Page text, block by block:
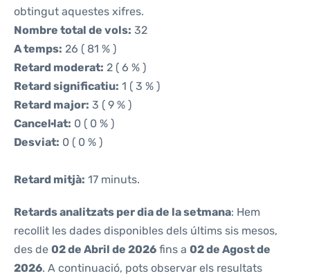
obtingut aquestes xifres.
Nombre total de vols: 32
A temps: 26 ( 81 % )
Retard moderat: 2 ( 6 % )
Retard significatiu: 1 ( 3 % )
Retard major: 3 ( 9 % )
Cancel·lat: 0 ( 0 % )
Desviat: 0 ( 0 % )
Retard mitjà: 17 minuts.
Retards analitzats per dia de la setmana: Hem
recollit les dades disponibles dels últims sis mesos,
des de 02 de Abril de 2026 fins a 02 de Agost de
2026. A continuació, pots observar els resultats